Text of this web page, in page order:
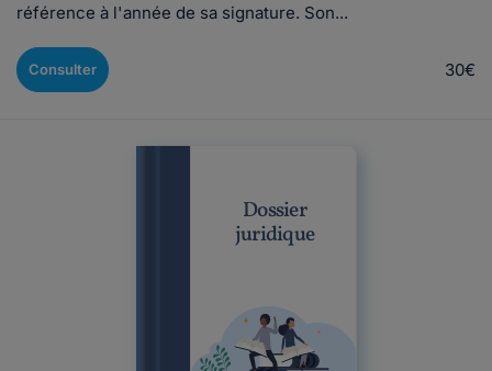
référence à l'année de sa signature. Son...
Consulter 30€
Dossier
juridique